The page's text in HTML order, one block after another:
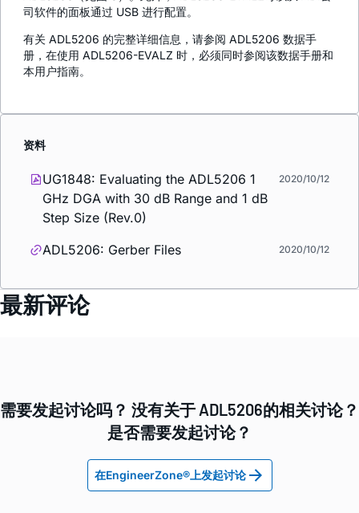
司软件的面板通过 USB 进行配置。
有关 ADL5206 的完整详细信息，请参阅 ADL5206 数据手
册，在使用 ADL5206-EVALZ 时，必须同时参阅该数据手册和
本用户指南。
资料
UG1848: Evaluating the ADL5206 1
GHz DGA with 30 dB Range and 1 dB
Step Size (Rev.0)
2020/10/12
ADL5206: Gerber Files 2020/10/12
最新评论
需要发起讨论吗？ 没有关于 ADL5206的相关讨论？
是否需要发起讨论？
在EngineerZone®上发起讨论